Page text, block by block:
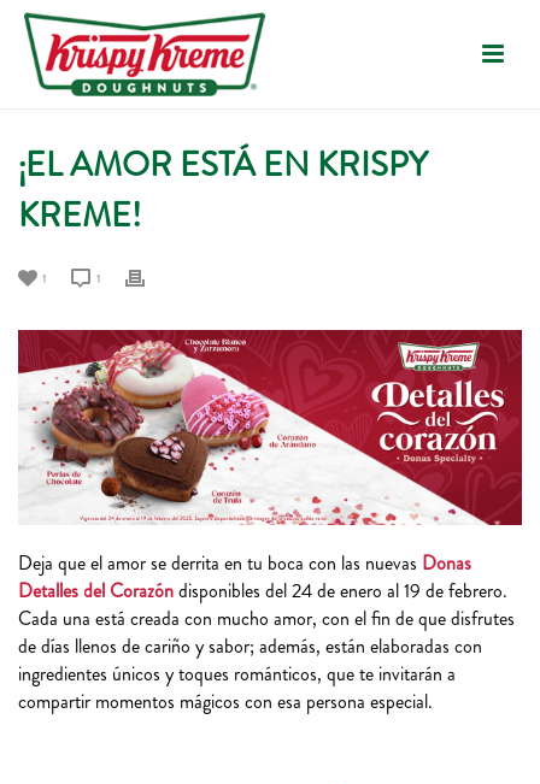
¡EL AMOR ESTÁ EN KRISPY
KREME!
1 1
Deja que el amor se derrita en tu boca con las nuevas Donas
Detalles del Corazóndisponibles del 24 de enero al 19 de febrero.
Cada una está creada con mucho amor, con el fin de que disfrutes
de días llenos de cariño y sabor; además, están elaboradas con
ingredientes únicos y toques románticos, que te invitarán a
compartir momentos mágicos con esa persona especial.